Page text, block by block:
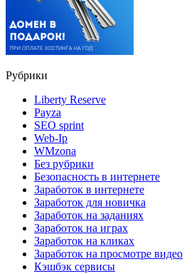
Рубрики
Liberty Reserve
Payza
SEO sprint
Web-Ip
WMzona
Без рубрики
Безопасность в интернете
Заработок в интернете
Заработок для новичка
Заработок на заданиях
Заработок на играх
Заработок на кликах
Заработок на просмотре видео
Кэшбэк сервисы